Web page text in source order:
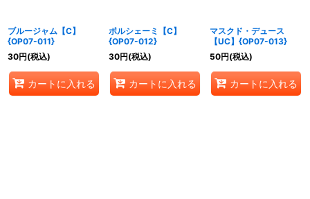
ブルージャム【C】
{OP07-011}
30円(税込)
カートに入れる
ポルシェーミ【C】
{OP07-012}
30円(税込)
カートに入れる
マスクド・デュース
【UC】{OP07-013}
50円(税込)
カートに入れる